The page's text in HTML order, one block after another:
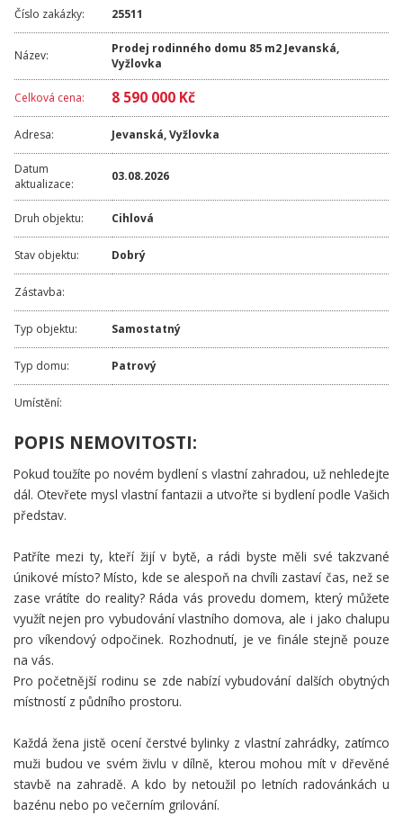
Číslo zakázky: 25511
Název:
Prodej rodinného domu 85 m2 Jevanská,
Vyžlovka
Celková cena: 8 590 000 Kč
Adresa: Jevanská,Vyžlovka
Datum
aktualizace:
03.08.2026
Druh objektu: Cihlová
Stav objektu: Dobrý
Zástavba:
Typ objektu: Samostatný
Typ domu: Patrový
Umístění:
POPIS NEMOVITOSTI:
Pokud toužíte po novém bydlení s vlastní zahradou, už nehledejte
dál. Otevřete mysl vlastní fantazii a utvořte si bydlení podle Vašich
představ.
Patříte mezi ty, kteří žijí v bytě, a rádi byste měli své takzvané
únikové místo? Místo, kde se alespoň na chvíli zastaví čas, než se
zase vrátíte do reality? Ráda vás provedu domem, který můžete
využít nejen pro vybudování vlastního domova, ale i jako chalupu
pro víkendový odpočinek. Rozhodnutí, je ve finále stejně pouze
na vás.
Pro početnější rodinu se zde nabízí vybudování dalších obytných
místností z půdního prostoru.
Každá žena jistě ocení čerstvé bylinky z vlastní zahrádky, zatímco
muži budou ve svém živlu v dílně, kterou mohou mít v dřevěné
stavbě na zahradě. A kdo by netoužil po letních radovánkách u
bazénu nebo po večerním grilování.